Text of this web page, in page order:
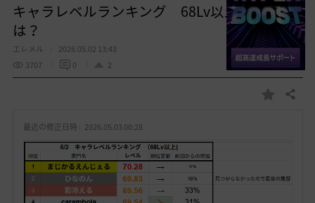
キャラレベルランキング 68Lv以上の人数
は？
エレメル
2026.05.02 13:43
3707
0 2
お 共有する
最近の修正日時 : 2026.05.03 00:28